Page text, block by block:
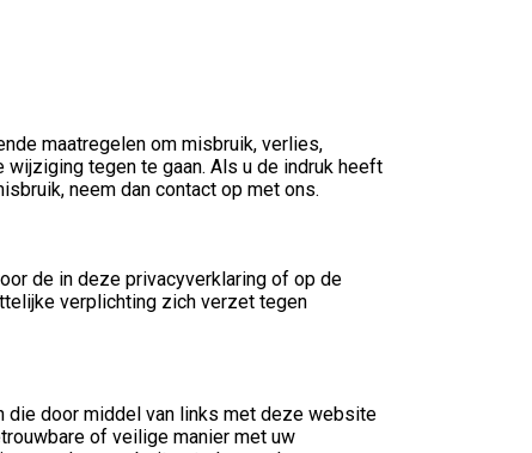
maatregelen om misbruik, verlies,
tegen te gaan. Als u de indruk heeft
neem dan contact op met ons.
de in deze privacyverklaring of op de
verplichting zich verzet tegen
die door middel van links met deze website
of veilige manier met uw